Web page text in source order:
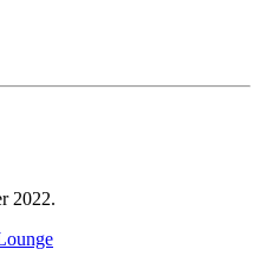
2022.